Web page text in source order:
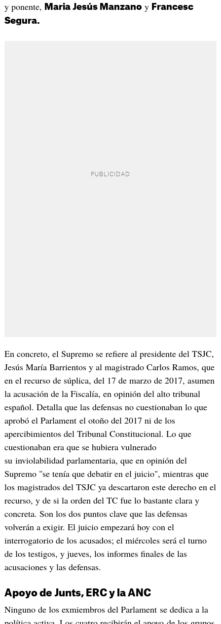
y ponente, Maria Jesús Manzano y Francesc
Segura.
En concreto, el Supremo se refiere al presidente del TSJC,
Jesús María Barrientos y al magistrado Carlos Ramos, que
en el recurso de súplica, del 17 de marzo de 2017, asumen
la acusación de la Fiscalía, en opinión del alto tribunal
español. Detalla que las defensas no cuestionaban lo que
aprobó el Parlament el otoño del 2017 ni de los
apercibimientos del Tribunal Constitucional. Lo que
cuestionaban era que se hubiera vulnerado
su inviolabilidad parlamentaria, que en opinión del
Supremo "se tenía que debatir en el juicio", mientras que
los magistrados del TSJC ya descartaron este derecho en el
recurso, y de si la orden del TC fue lo bastante clara y
concreta. Son los dos puntos clave que las defensas
volverán a exigir. El juicio empezará hoy con el
interrogatorio de los acusados; el miércoles será el turno
de los testigos, y jueves, los informes finales de las
acusaciones y las defensas.
Apoyo de Junts, ERC y la ANC
Ninguno de los exmiembros del Parlament se dedica a la